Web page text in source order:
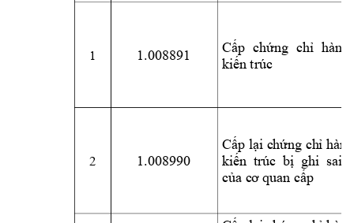
1 1.008891
Cấp chứng chỉ hành
kiến trúc
2 1.008990
Cấp lại chứng chỉ hàn
kiến
  t
rúc
  b
ị  ghi  sai
của cơ quan cấp